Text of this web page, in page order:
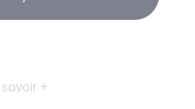
savoir +